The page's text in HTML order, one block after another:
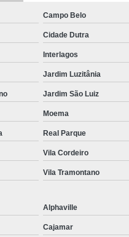
Mobiliário Técnico
Mobiliário
Mobiliário
Mobiliário
Mobiliário Técnico
Rack de Ti Data Center
Metálico de Ti
Rack
Rack Ti Parede
Rack para Servidor
Campo Belo
Cidade Dutra
Interlagos
Jardim Luzitânia
Jardim São Luiz
Moema
Real Parque
Vila Cordeiro
Vila Tramontano
Alphaville
Cajamar